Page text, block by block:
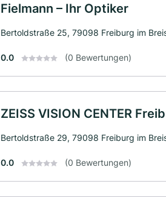
Fielmann – Ihr Optiker
Bertoldstraße 25, 79098 Freiburg im
0.0 (0 Bewertungen)
ZEISS VISION CENTER
Bertoldstraße 29, 79098 Freiburg im
0.0 (0 Bewertungen)